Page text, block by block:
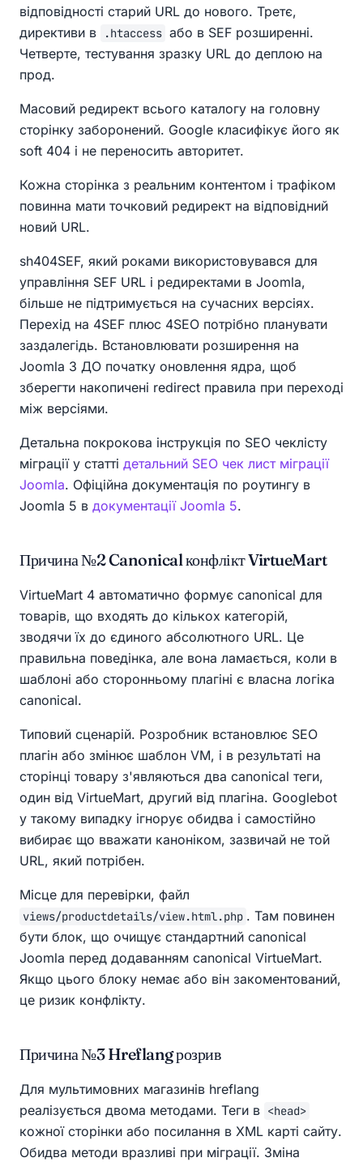
відповідності старий URL до нового. Третє,
директиви в
.htaccess або в SEF розширенні.
Четверте, тестування зразку URL до деплою на
прод.
Масовий редирект всього каталогу на головну
сторінку заборонений. Google класифікує його як
soft 404 і не переносить авторитет.
Кожна сторінка з реальним контентом і трафіком
повинна мати точковий редирект на відповідний
новий URL.
sh404SEF, який роками використовувався для
управління SEF URL і редиректами в Joomla,
більше не підтримується на сучасних версіях.
Перехід на 4SEF плюс 4SEO потрібно планувати
заздалегідь. Встановлювати розширення на
Joomla 3 ДО початку оновлення ядра, щоб
зберегти накопичені redirect правила при переході
між версіями.
Детальна покрокова інструкція по SEO чеклісту
міграції у статті детальний SEO чек лист міграції
Joomla. Офіційна документація по роутингу в
Joomla 5 в документації Joomla 5.
Причина №2 Canonical конфлікт VirtueMart
VirtueMart 4 автоматично формує canonical для
товарів, що входять до кількох категорій,
зводячи їх до єдиного абсолютного URL. Це
правильна поведінка, але вона ламається, коли в
шаблоні або сторонньому плагіні є власна логіка
canonical.
Типовий сценарій. Розробник встановлює SEO
плагін або змінює шаблон VM, і в результаті на
сторінці товару з'являються два canonical теги,
один від VirtueMart, другий від плагіна. Googlebot
у такому випадку ігнорує обидва і самостійно
вибирає що вважати каноніком, зазвичай не той
URL, який потрібен.
Місце для перевірки, файл
views/productdetails/view.html.php . Там повинен
бути блок, що очищує стандартний canonical
Joomla перед додаванням canonical VirtueMart.
Якщо цього блоку немає або він закоментований,
це ризик конфлікту.
Причина №3 Hreflang розрив
Для мультимовних магазинів hreflang
реалізується двома методами. Теги в <head>
кожної сторінки або посилання в XML карті сайту.
Обидва методи вразливі при міграції. Зміна